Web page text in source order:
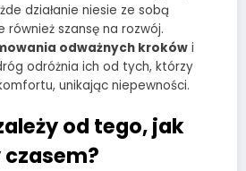
działanie niesie ze sobą
również szansę na rozwój.
odważnych kroków i
odróżnia ich od tych, którzy
unikając niepewności.
od tego, jak